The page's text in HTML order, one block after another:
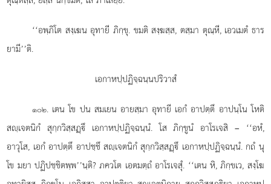
‘‘อพฺภิโต สงฺเฆน อุทายี ภิกฺขุ. ขมติ สงฺฆสฺส, ตสฺมา ตุณฺหี, เอวเมตํ ธาร
ยามี’’ติ.
เอกาหปฺปฏิจฺฉนฺนปริวาสํ
๑๐๒. เตน โข ปน สมเยน อายสฺมา อุทายี เอกํ อาปตฺตึ อาปนฺโน โหติ
สฺเจตนิกํ สุกฺกวิสฺสฏฺึ เอกาหปฺปฏิจฺฉนฺนํ. โส ภิกฺขูนํ อาโรเจสิ – ‘‘อหํ,
อาวุโส, เอกํ อาปตฺตึ อาปชฺชึ สฺเจตนิกํ สุกฺกวิสฺสฏฺึ เอกาหปฺปฏิจฺฉนฺนํ. กถํ นุ
โข มยา ปฏิปชฺชิตพฺพ’’นฺติ? ภควโต เอตมตฺถํ อาโรเจสุํ. ‘‘เตน หิ, ภิกฺขเว, สงฺโฆ